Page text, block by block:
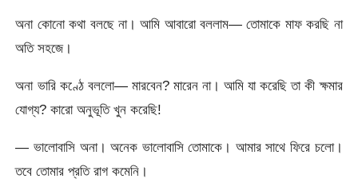
অনা কোনো কথা বলছে না। আমি আবারো বললাম— তোমাকে মাফ করছি না
অতি সহজে।
অনা ভারি কণ্ঠে বললো— মারবেন? মারেন না। আমি যা করেছি তা কী ক্ষমার
যোগ্য? কারো অনুভূতি খুন করেছি!
— ভালোবাসি অনা। অনেক ভালোবাসি তোমাকে। আমার সাথে ফিরে চলো।
তবে তোমার প্রতি রাগ কমেনি।